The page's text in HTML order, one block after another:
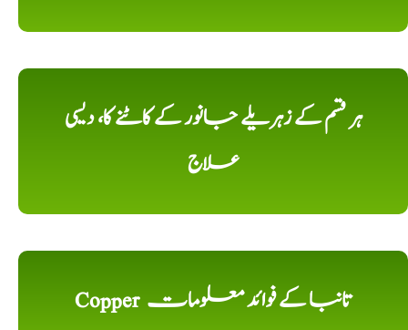
ہر قسم کے زہریلے جانور کے کاٹنے کا، دیسی
علاج
Copper تانبا کے فوائد معلومات